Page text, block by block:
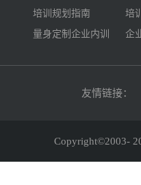
培训规划指南
量身定制企业内训
培
企
友情链接：
Copyright©2003-